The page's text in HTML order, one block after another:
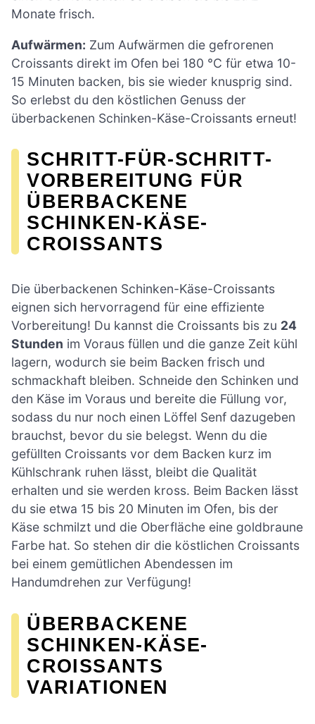
Monate frisch.
Aufwärmen: Zum Aufwärmen die gefrorenen
Croissants direkt im Ofen bei 180 °C für etwa 10-
15 Minuten backen, bis sie wieder knusprig sind.
So erlebst du den köstlichen Genuss der
überbackenen Schinken-Käse-Croissants erneut!
SCHRITT-FÜR-SCHRITT-
VORBEREITUNG FÜR
ÜBERBACKENE
SCHINKEN-KÄSE-
CROISSANTS
Die überbackenen Schinken-Käse-Croissants
eignen sich hervorragend für eine effiziente
Vorbereitung! Du kannst die Croissants bis zu 24
Stunden im Voraus füllen und die ganze Zeit kühl
lagern, wodurch sie beim Backen frisch und
schmackhaft bleiben. Schneide den Schinken und
den Käse im Voraus und bereite die Füllung vor,
sodass du nur noch einen Löffel Senf dazugeben
brauchst, bevor du sie belegst. Wenn du die
gefüllten Croissants vor dem Backen kurz im
Kühlschrank ruhen lässt, bleibt die Qualität
erhalten und sie werden kross. Beim Backen lässt
du sie etwa 15 bis 20 Minuten im Ofen, bis der
Käse schmilzt und die Oberfläche eine goldbraune
Farbe hat. So stehen dir die köstlichen Croissants
bei einem gemütlichen Abendessen im
Handumdrehen zur Verfügung!
ÜBERBACKENE
SCHINKEN-KÄSE-
CROISSANTS
VARIATIONEN